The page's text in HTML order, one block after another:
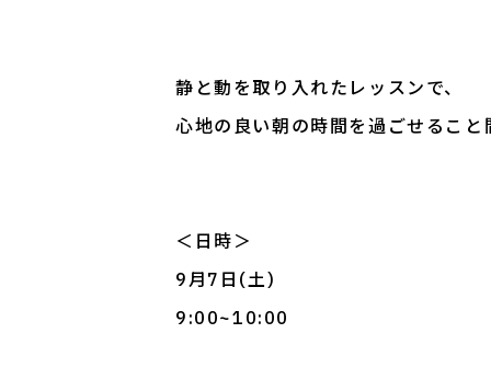
静と動を取り入れたレッスンで、
心地の良い朝の時間を過ごせること
＜日時＞
9月7日(土)
9:00~10:00